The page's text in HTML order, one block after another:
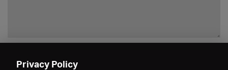
Privacy Policy